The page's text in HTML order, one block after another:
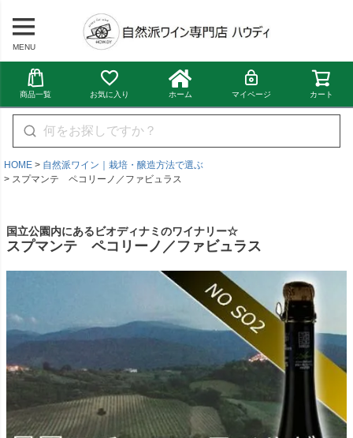
MENU
商品一覧 お気に入り ホーム マイページ カート
HOME
自然派ワイン｜栽培・醸造方法で選ぶ
スプマンテ ペコリーノ／ファビュラス
国立公園内にあるビオディナミのワイナリー☆
スプマンテ ペコリーノ／ファビュラス